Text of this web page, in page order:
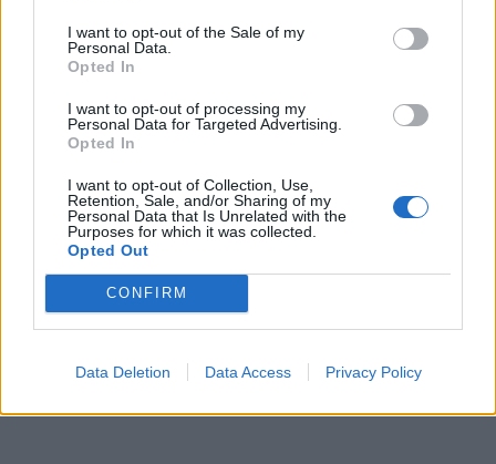
I want to opt-out of the Sale of my
Personal Data.
Opted In
I want to opt-out of processing my
Personal Data for Targeted Advertising.
Opted In
I want to opt-out of Collection, Use,
Retention, Sale, and/or Sharing of my
Personal Data that Is Unrelated with the
Purposes for which it was collected.
Opted Out
CONFIRM
Data Deletion Data Access Privacy Policy
Borítókép: Szoboszlai Dominik gólöröme a
Portugália-Magyarország labdarúgó mérkőzésen /
Kommentek
Bejelentkezés